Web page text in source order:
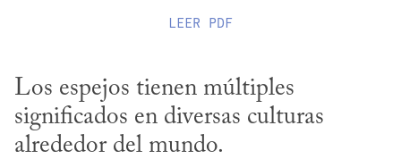
LEER PDF
Los espejos tienen múltiples
significados en diversas culturas
alrededor del mundo.